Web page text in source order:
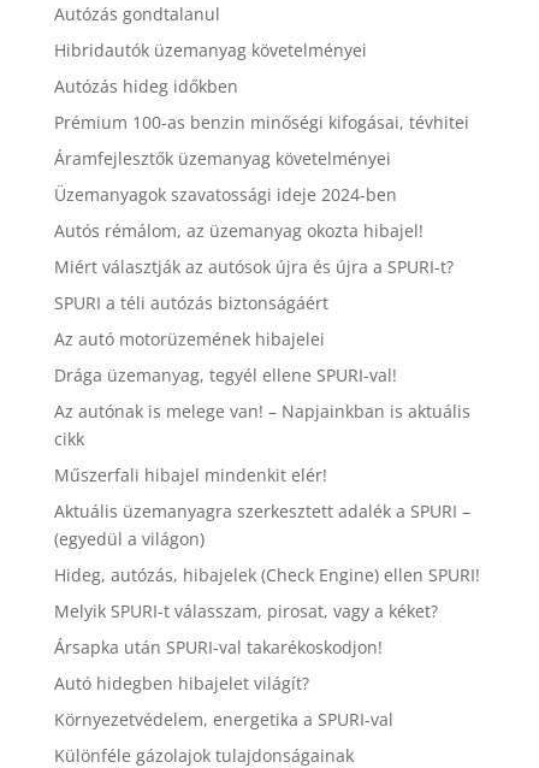
Autózás gondtalanul
Hibridautók üzemanyag követelményei
Autózás hideg időkben
Prémium 100-as benzin minőségi kifogásai, tévhitei
Áramfejlesztők üzemanyag követelményei
Üzemanyagok szavatossági ideje 2024-ben
Autós rémálom, az üzemanyag okozta hibajel!
Miért választják az autósok újra és újra a SPURI-t?
SPURI a téli autózás biztonságáért
Az autó motorüzemének hibajelei
Drága üzemanyag, tegyél ellene SPURI-val!
Az autónak is melege van! – Napjainkban is aktuális
cikk
Műszerfali hibajel mindenkit elér!
Aktuális üzemanyagra szerkesztett adalék a SPURI –
(egyedül a világon)
Hideg, autózás, hibajelek (Check Engine) ellen SPURI!
Melyik SPURI-t válasszam, pirosat, vagy a kéket?
Ársapka után SPURI-val takarékoskodjon!
Autó hidegben hibajelet világít?
Környezetvédelem, energetika a SPURI-val
Különféle gázolajok tulajdonságainak